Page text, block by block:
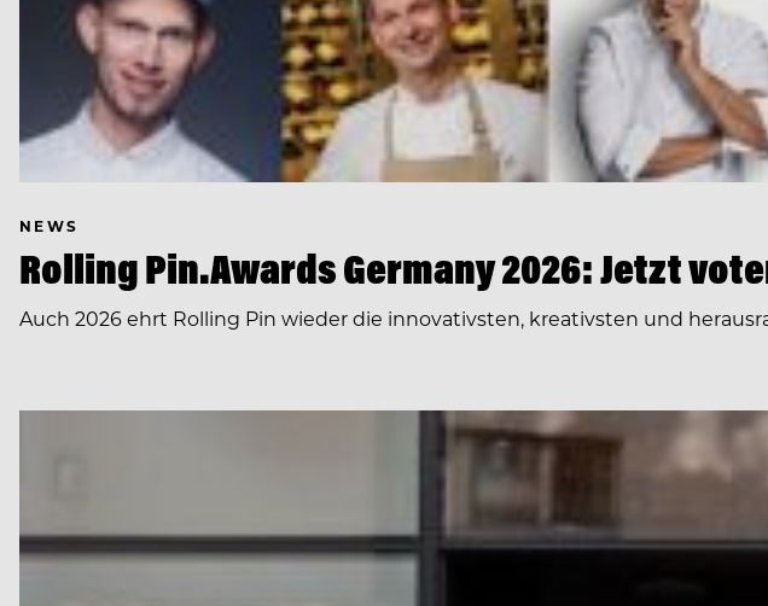
NEWS
Rolling Pin.Awards Germany 2026: Jetzt
Auch 2026 ehrt Rolling Pin wieder die innovativsten, kreativsten und